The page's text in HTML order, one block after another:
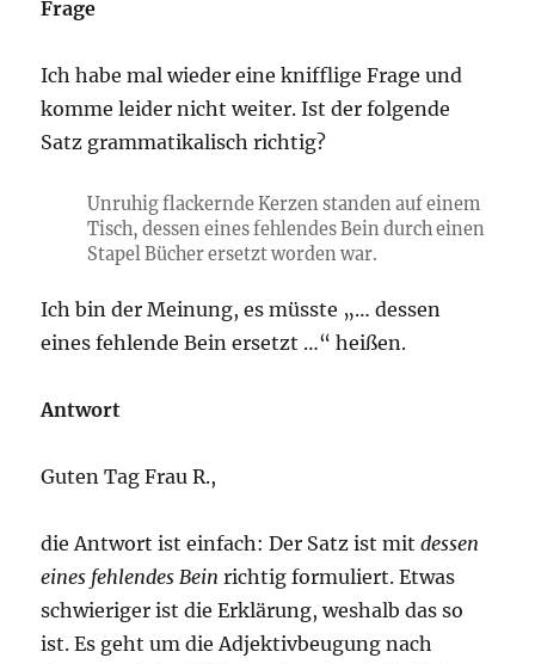
Frage
Ich habe mal wieder eine knifflige Frage und
komme leider nicht weiter. Ist der folgende
Satz grammatikalisch richtig?
Unruhig flackernde Kerzen standen auf einem
Tisch, dessen eines fehlendes Bein durch einen
Stapel Bücher ersetzt worden war.
Ich bin der Meinung, es müsste „… dessen
eines fehlende Bein ersetzt …“ heißen.
Antwort
Guten Tag Frau R.,
die Antwort ist einfach: Der Satz ist mitdessen
eines fehlendes Bein richtig formuliert. Etwas
schwieriger ist die Erklärung, weshalb das so
ist. Es geht um die Adjektivbeugung nach